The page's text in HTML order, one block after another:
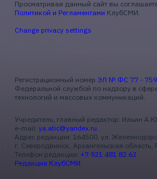
Просматривая данный сайт вы
Политикой и Регламентами КлубСМИ.
Change privacy settings
Регистрационный номер ЭЛ № ФС 77 -
Федеральной службой по надзору в
технологий и массовых коммуникаций.
Учредитель, главный редактор: Ильин А.Ю.
e-mail: ya.atic@yandex.ru
Адрес редакции: 164500, ул.
г. Северодвинск, Архангельская область,
Телефон редакции: +7 921 481 82 62
Редакция КлубСМИ